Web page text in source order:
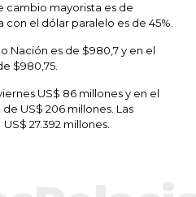
cambio mayorista es de
con el dólar paralelo es de 45%.
Nación es de $980,7 y en el
$980,75.
US$ 86 millones y en el
US$ 206 millones. Las
27.392 millones.